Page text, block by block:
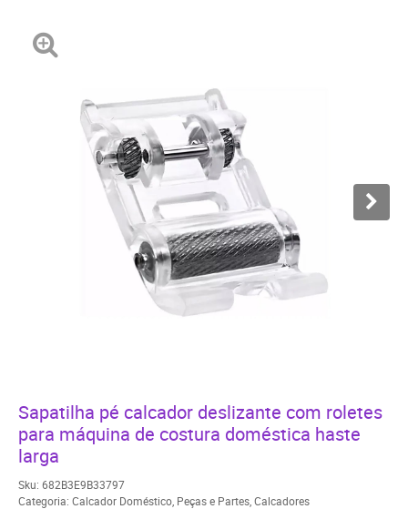
Sapatilha pé calcador deslizante com roletes
para máquina de costura doméstica haste
larga
Sku: 682B3E9B33797
Categoria: Calcador Doméstico Peças e Partes Calcadores